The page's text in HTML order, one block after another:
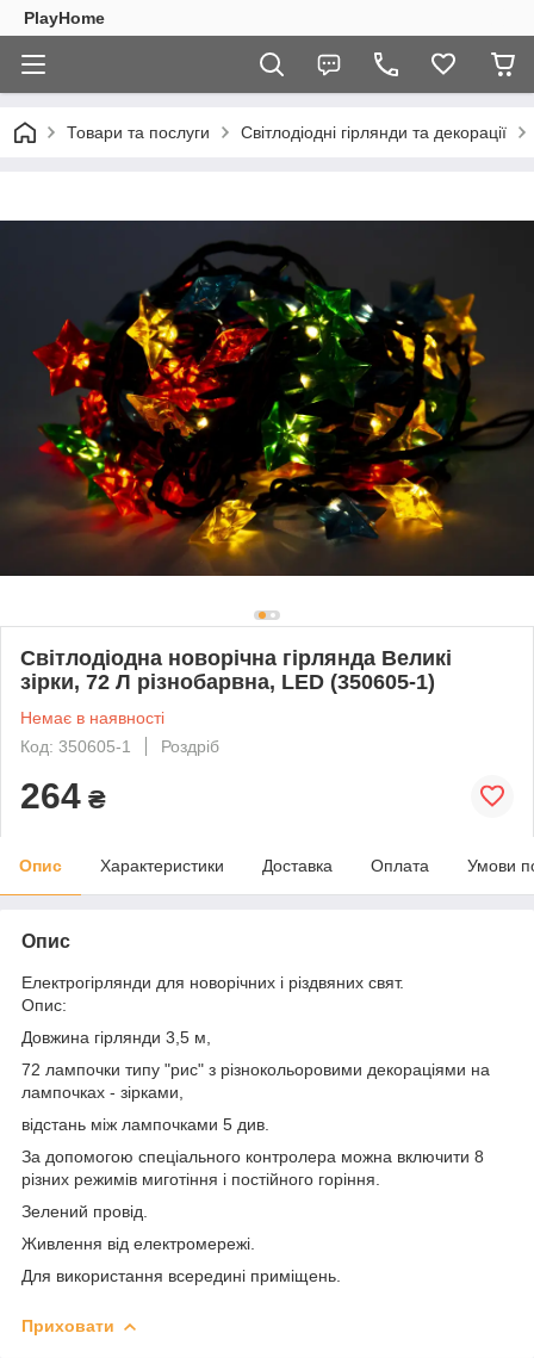
PlayHome
Товари та послуги Світлодіодні гірлянди та декорації
Світлодіодна новорічна гірлянда Великі
зірки, 72 Л різнобарвна, LED (350605-1)
Немає в наявності
Код: 350605-1
Роздріб
264 ₴
Опис Характеристики Доставка Оплата Умови
Опис
Електрогірлянди для новорічних і різдвяних свят.
Опис:
Довжина гірлянди 3,5 м,
72 лампочки типу "рис" з різнокольоровими декораціями на
лампочках - зірками,
відстань між лампочками 5 див.
За допомогою спеціального контролера можна включити 8
різних режимів миготіння і постійного горіння.
Зелений провід.
Живлення від електромережі.
Для використання всередині приміщень.
Приховати